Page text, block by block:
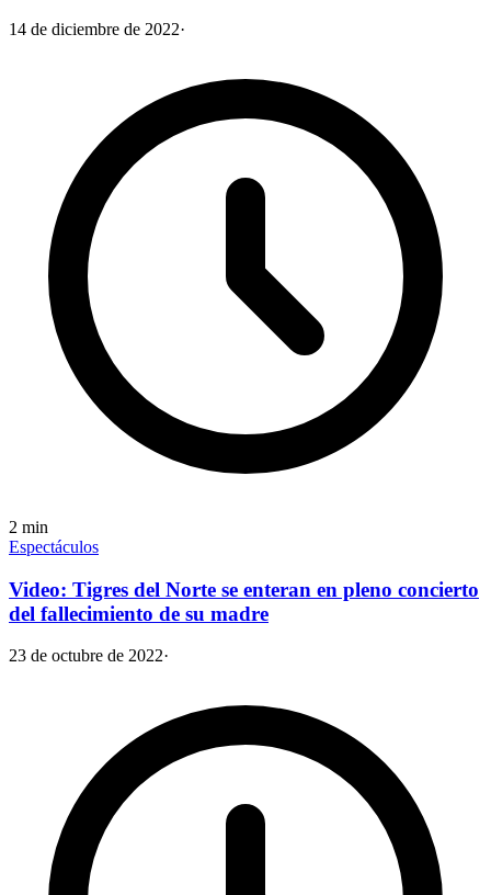
14 de diciembre de 2022·
2 min
Espectáculos
Video: Tigres del Norte se enteran en pleno concierto
del fallecimiento de su madre
23 de octubre de 2022·